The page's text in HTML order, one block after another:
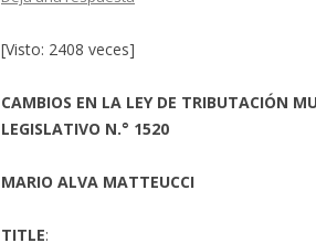
[Visto: 2408 veces]
CAMBIOS EN LA LEY DE TRIBUTACIÓN
LEGISLATIVO N.° 1520
MARIO ALVA MATTEUCCI
TITLE: